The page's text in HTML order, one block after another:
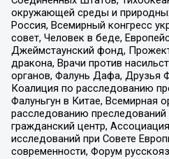
окружающей среды и
Россия, Всемирный конгресс
совет, Человек в беде,
Джеймстаунский фонд,
дракона, Врачи против
органов, Фалунь Дафа, Друзья
Коалиция по расследованию
Фалуньгун в Китае, Всемирная
расследованию
гражданский центр,
исследований при Совете
современности, Форум